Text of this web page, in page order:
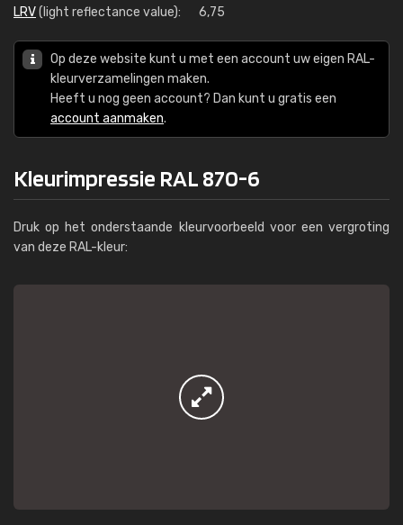
LRV(light reflectance value): 6,75
Op deze website kunt u met een account uw eigen RAL-
kleurverzamelingen maken.
Heeft u nog geen account? Dan kunt u gratis een
account aanmaken.
Kleurimpressie RAL 870-6
Druk op het onderstaande kleurvoorbeeld voor een vergroting
van deze RAL-kleur: